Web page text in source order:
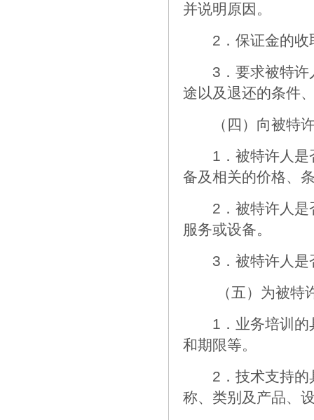
并说明原因。
2．保证金的收
3．要求被特许人
途以及退还的条件
（四）向被特许
1．被特许人是否
备及相关的价格、
2．被特许人是否
服务或设备。
3．被特许人是否
（五）为被特许
1．业务培训的具
和期限等。
2．技术支持的具
称、类别及产品、